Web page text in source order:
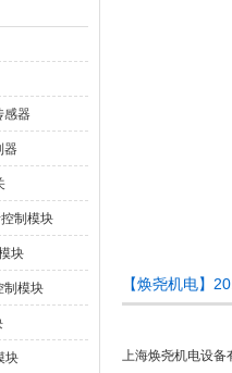
感器
器
制模块
块
制模块
块
【焕尧机电】
上海焕尧机电设备